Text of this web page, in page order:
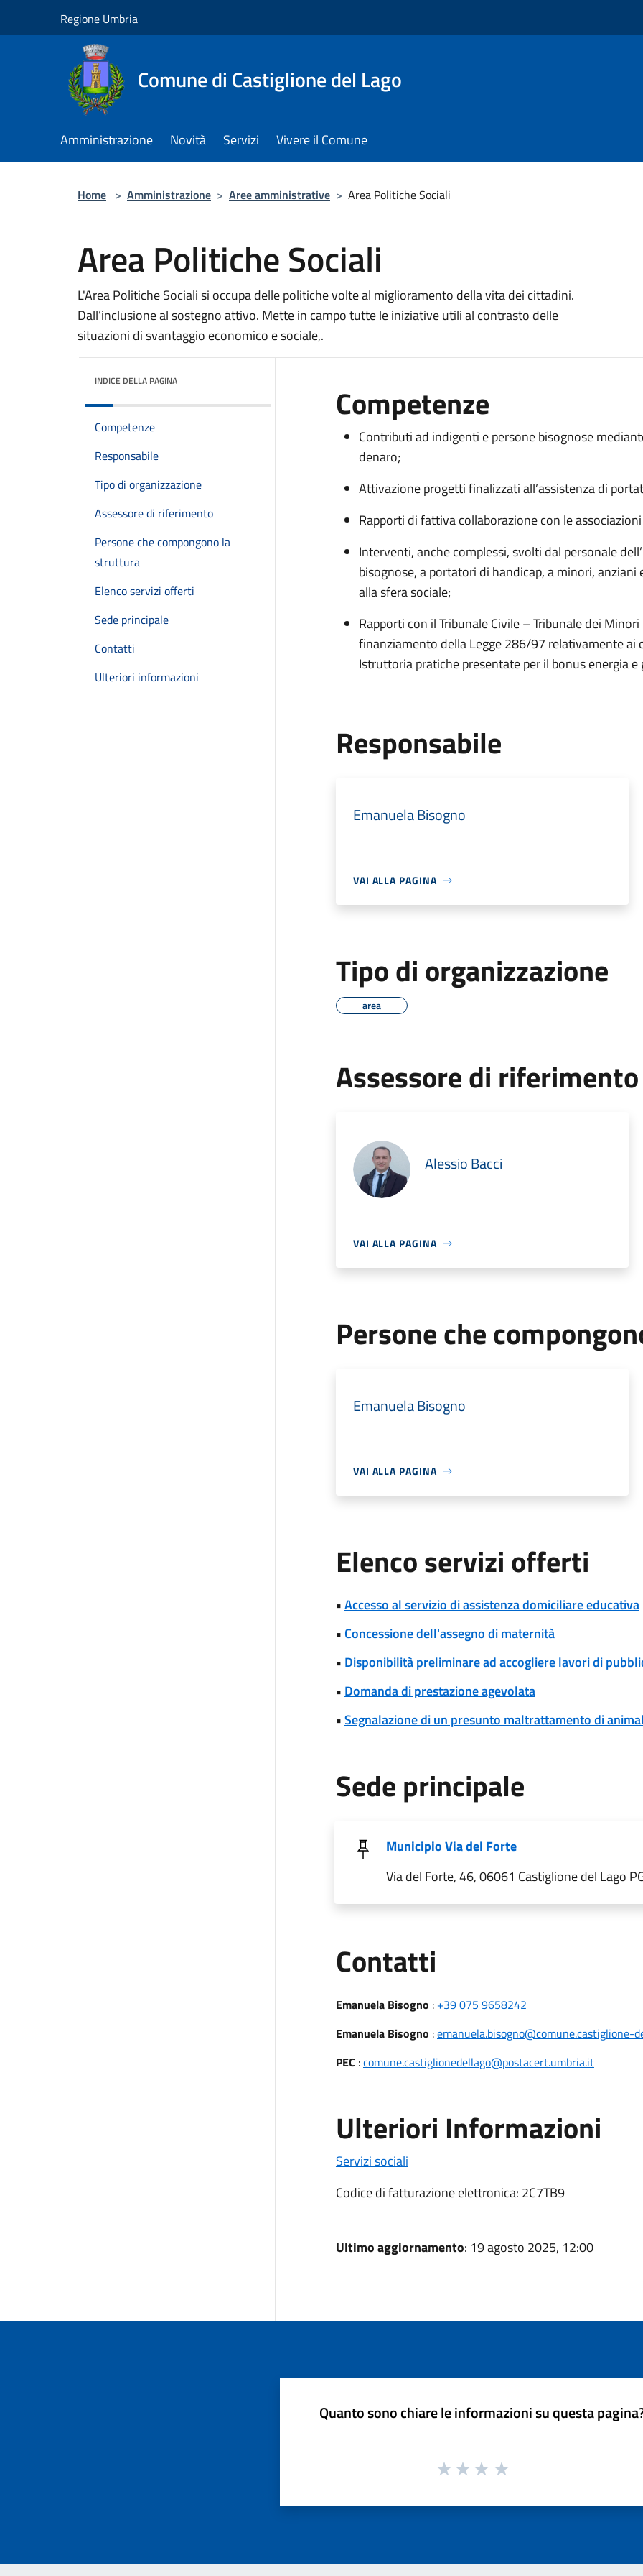
Regione Umbria
Comune di Castiglione del Lago
Amministrazione Novità Servizi Vivere il Comune
Home > Amministrazione > Aree amministrative > Area Politiche Sociali
Area Politiche Sociali
L'Area Politiche Sociali si occupa delle politiche volte al miglioramento della vita dei cittadini.
Dall’inclusione al sostegno attivo. Mette in campo tutte le iniziative utili al contrasto delle
situazioni di svantaggio economico e sociale,.
INDICE DELLA PAGINA
Competenze
Responsabile
Tipo di organizzazione
Assessore di riferimento
Persone che compongono la
struttura
Elenco servizi offerti
Sede principale
Contatti
Ulteriori informazioni
Competenze
Contributi ad indigenti e persone bisognose
denaro;
Attivazione progetti finalizzati all’assistenza di
Rapporti di fattiva collaborazione con le
Interventi, anche complessi, svolti dal personale
bisognose, a portatori di handicap, a minori,
alla sfera sociale;
Rapporti con il Tribunale Civile – Tribunale dei
finanziamento della Legge 286/97 relativamente
Istruttoria pratiche presentate per il bonus energia e
Responsabile
Emanuela Bisogno
VAI ALLA PAGINA
Tipo di organizzazione
area
Assessore di riferimento
Alessio Bacci
VAI ALLA PAGINA
Persone che
Emanuela Bisogno
VAI ALLA PAGINA
Elenco servizi offerti
•Accesso al servizio di assistenza domiciliare educativa
• Concessione dell'assegno di maternità
• Disponibilità preliminare ad accogliere lavori di
• Domanda di prestazione agevolata
•Segnalazione di un presunto maltrattamento di
Sede principale
Municipio Via del Forte
Via del Forte, 46, 06061 Castiglione del Lago
Contatti
Emanuela Bisogno : +39 075 9658242
Emanuela Bisogno :emanuela.bisogno@comune.castiglione-
PEC :comune.castiglionedellago@postacert.umbria.it
Ulteriori Informazioni
Servizi sociali
Codice di fatturazione elettronica: 2C7TB9
Ultimo aggiornamento: 19 agosto 2025, 12:00
Quanto sono chiare le informazioni su questa